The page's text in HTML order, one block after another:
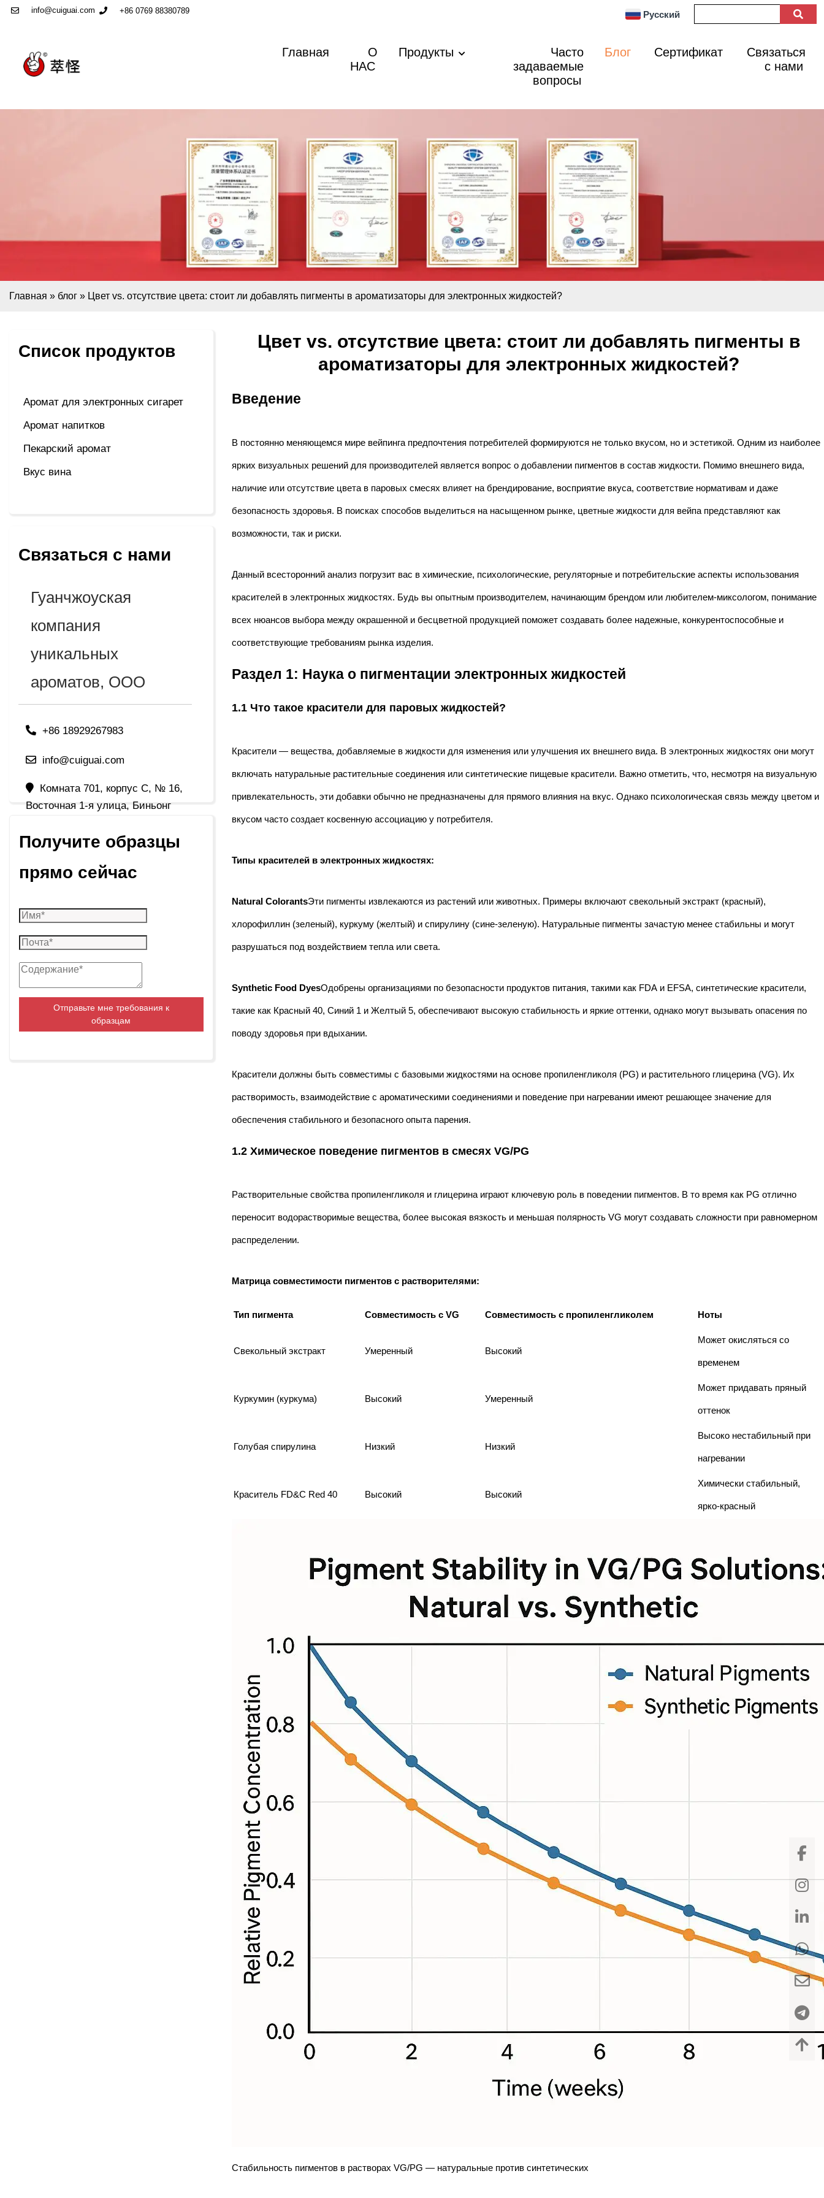
info@cuiguai.com +86 0769 88380789 Русский
Главная
О
НАС
Продукты
Часто
задаваемые
вопросы
Блог Сертификат
Связаться
с нами
Главная » блог » Цвет vs. отсутствие цвета: стоит ли добавлять пигменты в ароматизаторы для электронных жидкостей?
Список продуктов
Аромат для электронных сигарет
Аромат напитков
Пекарский аромат
Вкус вина
Связаться с нами
Гуанчжоуская
компания
уникальных
ароматов, ООО
+86 18929267983
info@cuiguai.com
Комната 701, корпус C, № 16,
Восточная 1-я улица, Биньонг
Дунгуань, провинция Гуандун
Получите образцы
прямо сейчас
Отправьте мне требования к
образцам
Цвет vs. отсутствие цвета: стоит ли добавлять пигменты в
ароматизаторы для электронных жидкостей?
Введение
В постоянно меняющемся мире вейпинга предпочтения потребителей формируются не только вкусом, но и эстетикой. Одним из наиболее
ярких визуальных решений для производителей является вопрос о добавлении пигментов в состав жидкости. Помимо внешнего вида,
наличие или отсутствие цвета в паровых смесях влияет на брендирование, восприятие вкуса, соответствие нормативам и даже
безопасность здоровья. В поисках способов выделиться на насыщенном рынке, цветные жидкости для вейпа представляют как
возможности, так и риски.
Данный всесторонний анализ погрузит вас в химические, психологические, регуляторные и потребительские аспекты использования
красителей в электронных жидкостях. Будь вы опытным производителем, начинающим брендом или любителем-миксологом, понимание
всех нюансов выбора между окрашенной и бесцветной продукцией поможет создавать более надежные, конкурентоспособные и
соответствующие требованиям рынка изделия.
Раздел 1: Наука о пигментации электронных жидкостей
1.1 Что такое красители для паровых жидкостей?
Красители — вещества, добавляемые в жидкости для изменения или улучшения их внешнего вида. В электронных жидкостях они могут
включать натуральные растительные соединения или синтетические пищевые красители. Важно отметить, что, несмотря на визуальную
привлекательность, эти добавки обычно не предназначены для прямого влияния на вкус. Однако психологическая связь между цветом и
вкусом часто создает косвенную ассоциацию у потребителя.
Типы красителей в электронных жидкостях:
Natural ColorantsЭти пигменты извлекаются из растений или животных. Примеры включают свекольный экстракт (красный),
хлорофиллин (зеленый), куркуму (желтый) и спирулину (сине-зеленую). Натуральные пигменты зачастую менее стабильны и могут
разрушаться под воздействием тепла или света.
Synthetic Food DyesОдобрены организациями по безопасности продуктов питания, такими как FDA и EFSA, синтетические красители,
такие как Красный 40, Синий 1 и Желтый 5, обеспечивают высокую стабильность и яркие оттенки, однако могут вызывать опасения по
поводу здоровья при вдыхании.
Красители должны быть совместимы с базовыми жидкостями на основе пропиленгликоля (PG) и растительного глицерина (VG). Их
растворимость, взаимодействие с ароматическими соединениями и поведение при нагревании имеют решающее значение для
обеспечения стабильного и безопасного опыта парения.
1.2 Химическое поведение пигментов в смесях VG/PG
Растворительные свойства пропиленгликоля и глицерина играют ключевую роль в поведении пигментов. В то время как PG отлично
переносит водорастворимые вещества, более высокая вязкость и меньшая полярность VG могут создавать сложности при равномерном
распределении.
Матрица совместимости пигментов с растворителями:
Тип пигмента Совместимость с VG Совместимость с пропиленгликолем Ноты
Свекольный экстракт Умеренный Высокий
Может окисляться со
временем
Куркумин (куркума) Высокий Умеренный
Может придавать пряный
оттенок
Голубая спирулина Низкий Низкий
Высоко нестабильный при
нагревании
Краситель FD&C Red 40 Высокий Высокий
Химически стабильный,
ярко-красный
Стабильность пигментов в растворах VG/PG — натуральные против синтетических